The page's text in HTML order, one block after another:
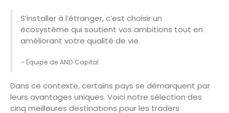
S’installer à l’étranger, c’est choisir un
écosystème qui soutient vos ambitions tout en
améliorant votre qualité de vie.
– Équipe de AND Capital
Dans ce contexte, certains pays se démarquent par
leurs avantages uniques. Voici notre sélection des
cinq meilleures destinations pour les traders